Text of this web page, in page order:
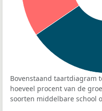
Bovenstaand taartdiagram
hoeveel procent van de
soorten middelbare school